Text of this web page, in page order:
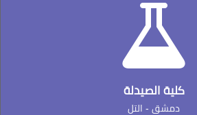
كلية الصيدلة
دمشق - التل